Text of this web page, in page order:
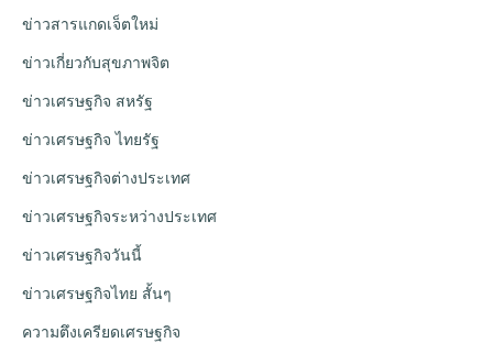
ข่าวสารแกดเจ็ตใหม่
ข่าวเกี่ยวกับสุขภาพจิต
ข่าวเศรษฐกิจ สหรัฐ
ข่าวเศรษฐกิจ ไทยรัฐ
ข่าวเศรษฐกิจต่างประเทศ
ข่าวเศรษฐกิจระหว่างประเทศ
ข่าวเศรษฐกิจวันนี้
ข่าวเศรษฐกิจไทย สั้นๆ
ความตึงเครียดเศรษฐกิจ